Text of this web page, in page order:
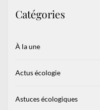
Catégories
À la une
Actus écologie
Astuces écologiques